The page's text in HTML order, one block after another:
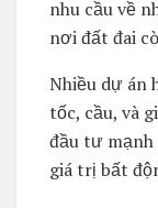
nhu cầu về
nơi đất đai
Nhiều dự án
tốc, cầu, và
đầu tư mạnh
giá trị bất